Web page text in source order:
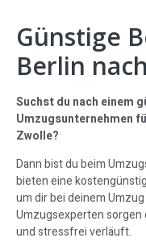
Günstige
Berlin
Suchst du nach einem
Umzugsunternehmen
Zwolle?
Dann bist du beim
bieten eine
um dir bei deinem
Umzugsexperten sorgen
und stressfrei verläuft.